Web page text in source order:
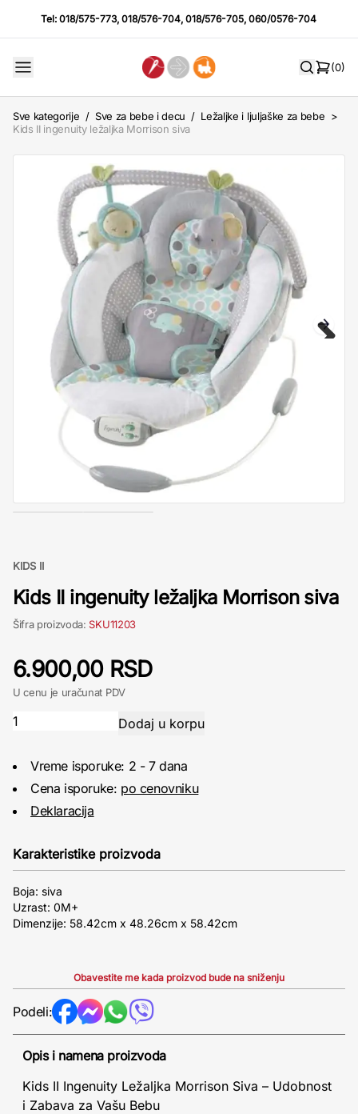
Tel:018/575-773,018/576-704,018/576-705,060/0576-704
(0)
Sve kategorije / Sve za bebe i decu / Ležaljke i ljuljaške za bebe >
Kids II ingenuity ležaljka Morrison siva
KIDS II
Kids II ingenuity ležaljka Morrison siva
Šifra proizvoda: SKU11203
6.900,00 RSD
U cenu je uračunat PDV
Vreme isporuke: 2 - 7 dana
Cena isporuke: po cenovniku
Deklaracija
Karakteristike proizvoda
Boja: siva
Uzrast: 0M+
Dimenzije: 58.42cm x 48.26cm x 58.42cm
Obavestite me kada proizvod bude na sniženju
Podeli:
Opis i namena proizvoda
Kids II Ingenuity Ležaljka Morrison Siva – Udobnost
i Zabava za Vašu Bebu